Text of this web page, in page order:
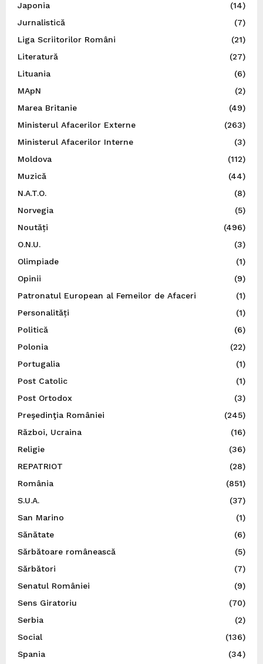
Japonia
(14)
Jurnalistică
(7)
Liga Scriitorilor Români
(21)
Literatură
(27)
Lituania
(6)
MApN
(2)
Marea Britanie
(49)
Ministerul Afacerilor Externe
(263)
Ministerul Afacerilor Interne
(3)
Moldova
(112)
Muzică
(44)
N.A.T.O.
(8)
Norvegia
(5)
Noutăți
(496)
O.N.U.
(3)
Olimpiade
(1)
Opinii
(9)
Patronatul European al Femeilor de Afaceri
(1)
Personalități
(1)
Politică
(6)
Polonia
(22)
Portugalia
(1)
Post Catolic
(1)
Post Ortodox
(3)
Preşedinţia României
(245)
Război, Ucraina
(16)
Religie
(36)
REPATRIOT
(28)
România
(851)
S.U.A.
(37)
San Marino
(1)
Sănătate
(6)
Sărbătoare românească
(5)
Sărbători
(7)
Senatul României
(9)
Sens Giratoriu
(70)
Serbia
(2)
Social
(136)
Spania
(34)